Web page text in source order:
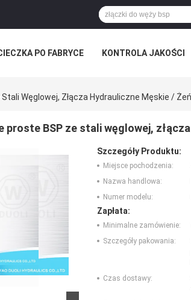
PO FABRYCE KONTROLA JAKOŚCI
Węglowej, Złącza Hydrauliczne Męskie /
proste BSP ze stali węglowej,
Szczegóły Produktu:
Miejsce pochodzenia:
Nazwa handlowa:
Numer modelu:
Zapłata:
Minimalne zamówienie:
Szczegóły pakowania:
Czas dostawy: